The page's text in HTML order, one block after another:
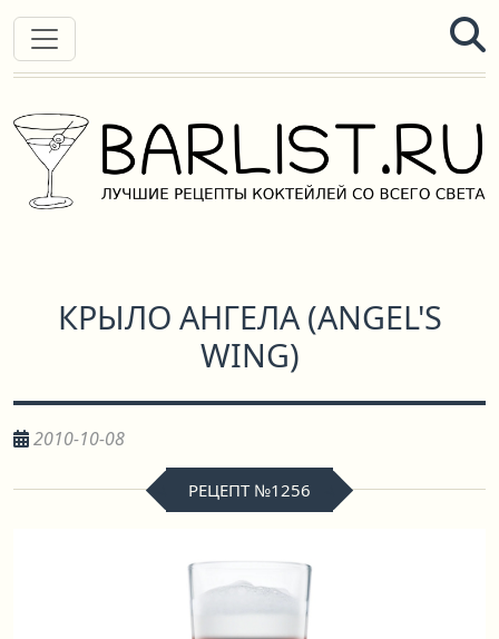
КРЫЛО АНГЕЛА(ANGEL'S
WING)
2010-10-08
РЕЦЕПТ №1256